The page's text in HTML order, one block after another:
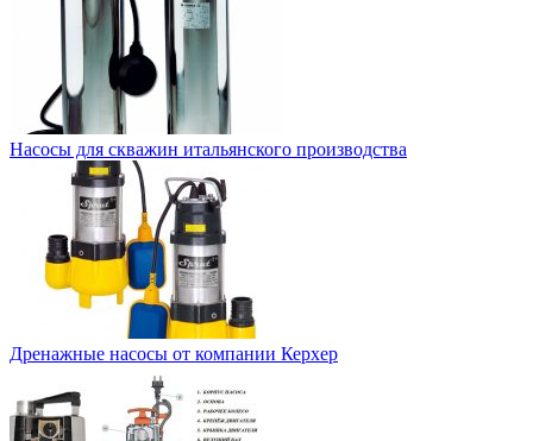
Насосы для скважин итальянского производства
Дренажные насосы от компании Керхер